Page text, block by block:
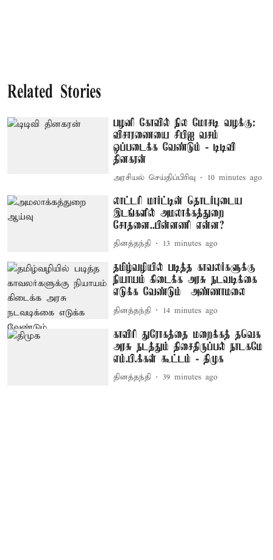
Related Stories
பழனி கோவில் நில மோசடி வழக்கு:
விசாரணையை சிபிஐ வசம்
ஒப்படைக்க வேண்டும் - டிடிவி
தினகரன்
அரசியல் செய்திப்பிரிவு 10 minutes ago
லாட்டரி மார்ட்டின் தொடர்புடைய
இடங்களில் அமலாக்கத்துறை
சோதனை..பின்னணி என்ன?
தினத்தந்தி 13 minutes ago
தமிழ்வழியில் படித்த காவலர்களுக்கு
நியாயம் கிடைக்க அரசு நடவடிக்கை
எடுக்க வேண்டும் – அண்ணாமலை
தினத்தந்தி 14 minutes ago
காவிரி துரோகத்தை மறைக்கத் தவெக
அரசு நடத்தும் திசைதிருப்பல் நாடகமே
எம்.பி.க்கள் கூட்டம் - திமுக
தினத்தந்தி 39 minutes ago